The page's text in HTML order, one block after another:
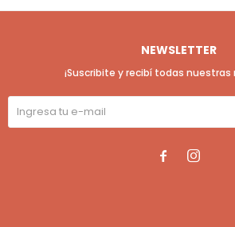
NEWSLETTER
¡Suscribite y recibí todas
 